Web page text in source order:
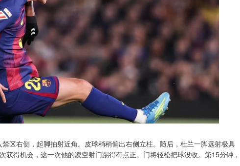
区右侧，起脚抽射近角。皮球稍稍偏出右侧立柱。随后，杜兰一脚远射极具
获得机会，这一次他的凌空射门踢得有点正。门将轻松把球没收。第15分钟，